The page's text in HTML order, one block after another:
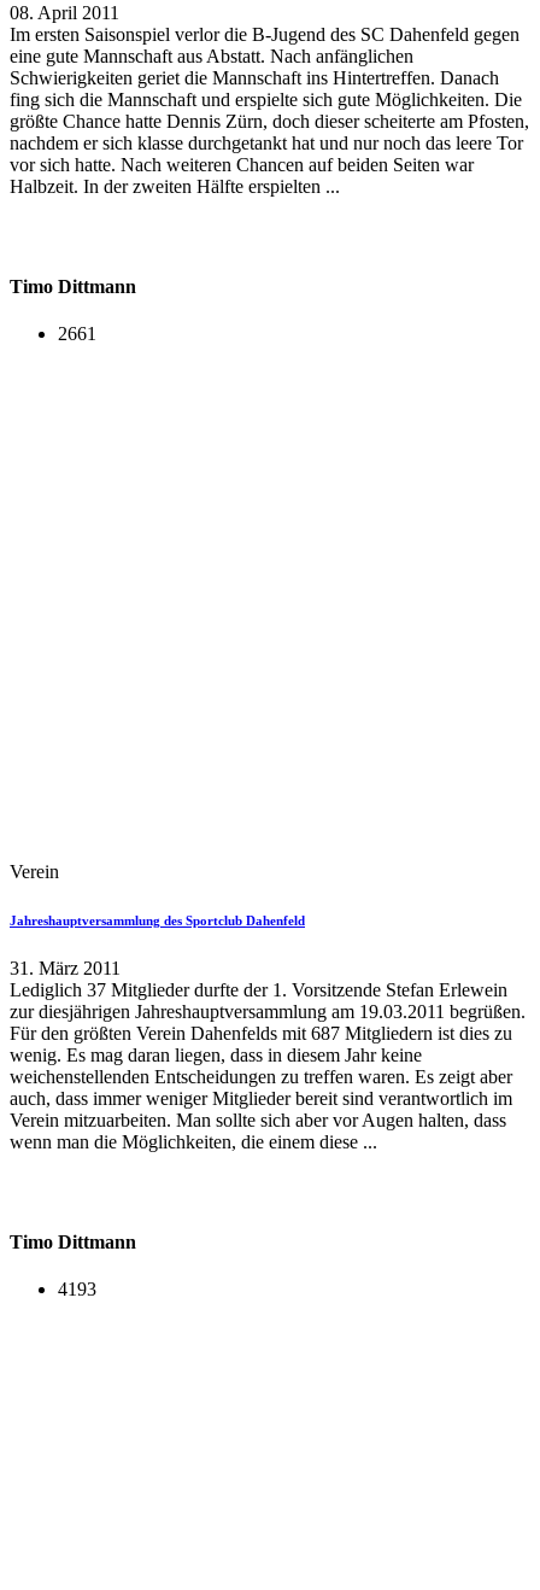
08. April 2011
Im ersten Saisonspiel verlor die B-Jugend des SC Dahenfeld gegen
eine gute Mannschaft aus Abstatt. Nach anfänglichen
Schwierigkeiten geriet die Mannschaft ins Hintertreffen. Danach
fing sich die Mannschaft und erspielte sich gute Möglichkeiten. Die
größte Chance hatte Dennis Zürn, doch dieser scheiterte am Pfosten,
nachdem er sich klasse durchgetankt hat und nur noch das leere Tor
vor sich hatte. Nach weiteren Chancen auf beiden Seiten war
Halbzeit. In der zweiten Hälfte erspielten ...
Timo Dittmann
2661
Verein
Jahreshauptversammlung des Sportclub Dahenfeld
31. März 2011
Lediglich 37 Mitglieder durfte der 1. Vorsitzende Stefan Erlewein
zur diesjährigen Jahreshauptversammlung am 19.03.2011 begrüßen.
Für den größten Verein Dahenfelds mit 687 Mitgliedern ist dies zu
wenig. Es mag daran liegen, dass in diesem Jahr keine
weichenstellenden Entscheidungen zu treffen waren. Es zeigt aber
auch, dass immer weniger Mitglieder bereit sind verantwortlich im
Verein mitzuarbeiten. Man sollte sich aber vor Augen halten, dass
wenn man die Möglichkeiten, die einem diese ...
Timo Dittmann
4193